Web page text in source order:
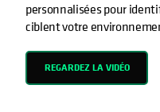
personnalisées pour
ciblent votre
REGARDEZ LA VIDÉO